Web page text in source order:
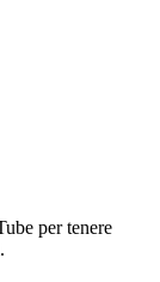
per tenere